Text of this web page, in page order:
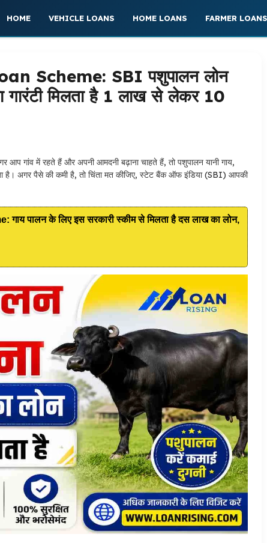
HOME VEHICLE LOANS HOME LOANS FARMER LOANS
Scheme: SBI पशुपालन लोन
गारंटी मिलता है 1 लाख से लेकर 10
आप गांव में रहते हैं और अपनी आमदनी बढ़ाना चाहते हैं, तो पशुपालन यानी गाय,
है। अगर पैसे की कमी है, तो चिंता मत कीजिए, स्टेट बैंक ऑफ इंडिया (SBI) आपकी
पालन के लिए इस सरकारी स्कीम से मिलता है दस लाख का लोन,